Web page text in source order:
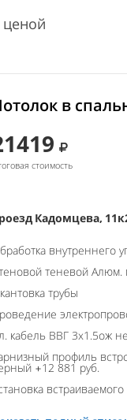
в
стоимость
Кадомцева,
внутреннего
теневой Алюм.
трубы
кабель ВВГ 3х1.5ож
профиль
+12 881 руб.